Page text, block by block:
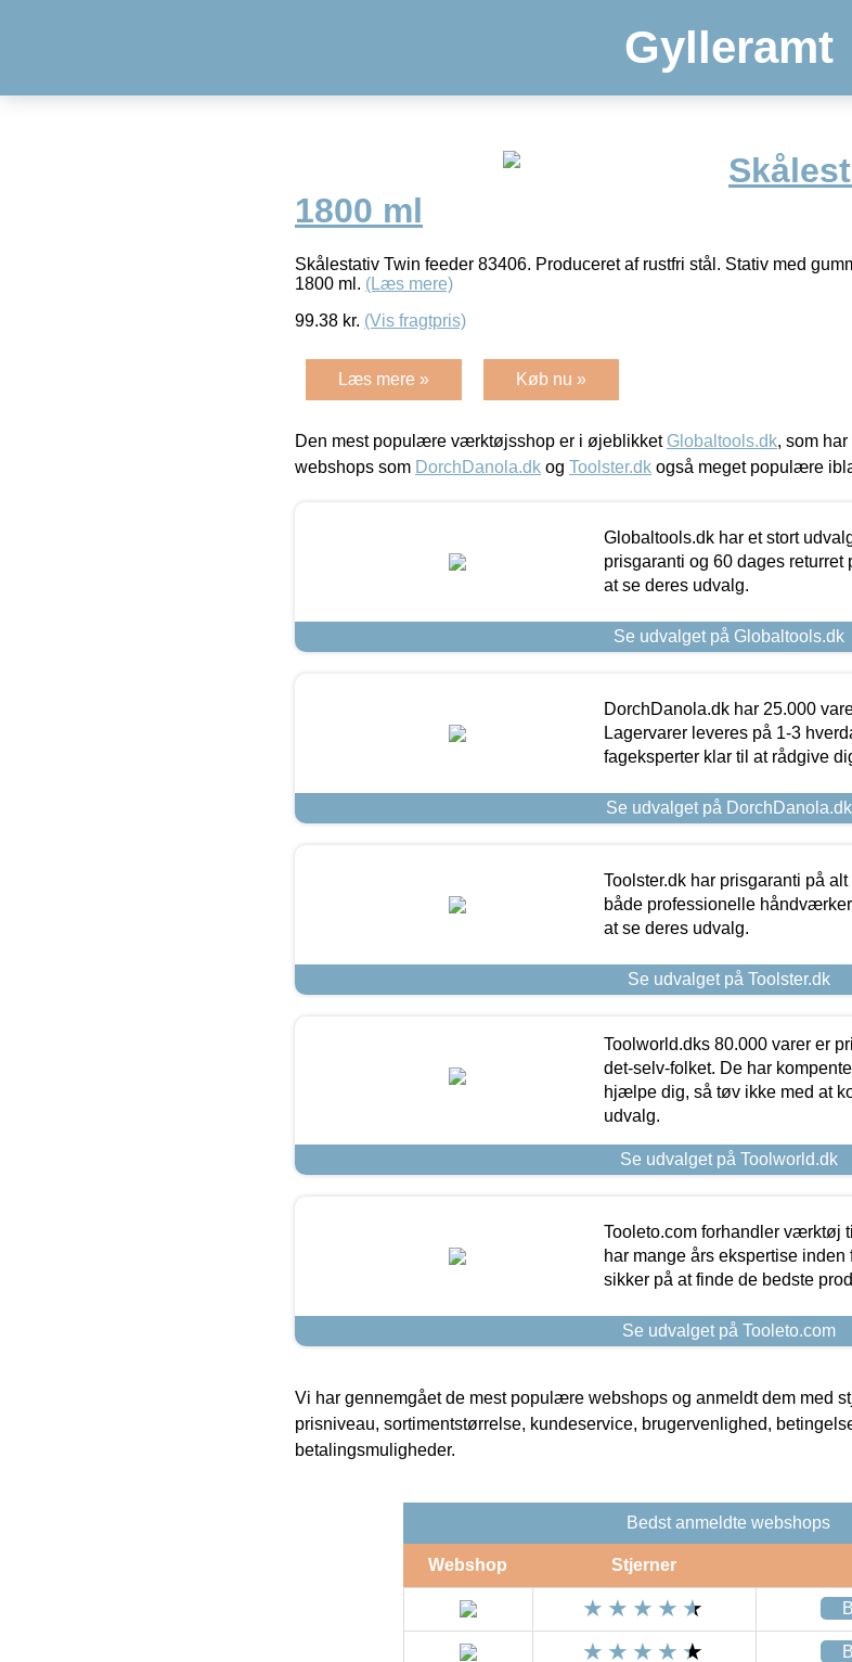
Gylleramt
1800 ml
Skålestativ Twin feeder 83406. Produceret af rustfri stål. Stativ med
1800 ml. (Læs mere)
99.38 kr. (Vis fragtpris)
Læs mere » Køb nu »
Den mest populære værktøjsshop er i øjeblikket Globaltools.dk, som
webshops som DorchDanola.dk og Toolster.dk også meget populære
Globaltools.dk har et stort
prisgaranti og 60 dages returret
at se deres udvalg.
Se udvalget på Globaltools.dk
DorchDanola.dk har 25.000
Lagervarer leveres på 1-3
fageksperter klar til at rådgive
Se udvalget på DorchDanola.dk
Toolster.dk har prisgaranti på
både professionelle
at se deres udvalg.
Se udvalget på Toolster.dk
Toolworld.dks 80.000 varer er
det-selv-folket. De har
hjælpe dig, så tøv ikke med at
udvalg.
Se udvalget på Toolworld.dk
Tooleto.com forhandler værktøj
har mange års ekspertise
sikker på at finde de bedste
Se udvalget på Tooleto.com
Vi har gennemgået de mest populære webshops og anmeldt dem med
prisniveau, sortimentstørrelse, kundeservice, brugervenlighed,
betalingsmuligheder.
Bedst anmeldte webshops
Webshop Stjerner